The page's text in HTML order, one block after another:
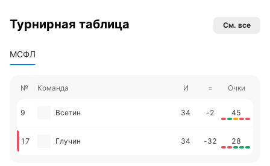
Турнирная таблица См. все
МСФЛ
№ Команда И = Очки
9 Всетин 34 -2 45
17 Глучин 34 -32 28